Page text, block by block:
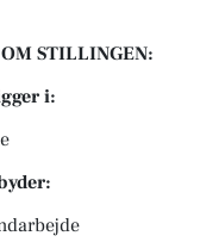
STILLINGEN:
i: